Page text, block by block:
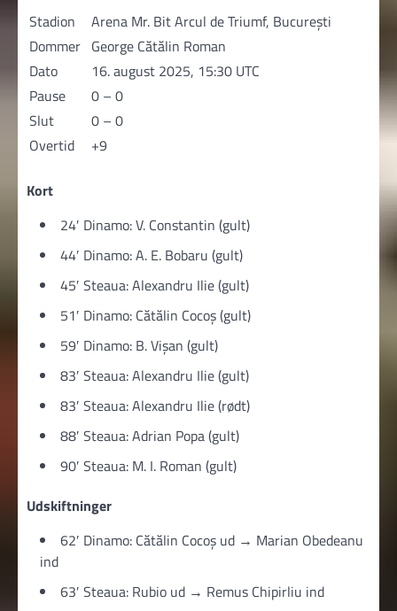
Stadion
Arena Mr. Bit Arcul de Triumf, București
Dommer George Cătălin Roman
Dato
16. august 2025, 15:30 UTC
Pause
0 – 0
Slut
0 – 0
Overtid
+9
Kort
24′ Dinamo: V. Constantin (gult)
44′ Dinamo: A. E. Bobaru (gult)
45′ Steaua: Alexandru Ilie (gult)
51′ Dinamo: Cătălin Cocoș (gult)
59′ Dinamo: B. Vișan (gult)
83′ Steaua: Alexandru Ilie (gult)
83′ Steaua: Alexandru Ilie (rødt)
88′ Steaua: Adrian Popa (gult)
90′ Steaua: M. I. Roman (gult)
Udskiftninger
62′ Dinamo: Cătălin Cocoș ud → Marian Obedeanu
ind
63′ Steaua: Rubio ud → Remus Chipirliu ind